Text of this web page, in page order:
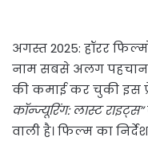
अगस्त 2025: हॉरर
नाम सबसे अलग पहचान
की कमाई कर चुकी इस
कॉन्ज्यूरिंग: लास्ट राइट्स”
वाली है। फिल्म का